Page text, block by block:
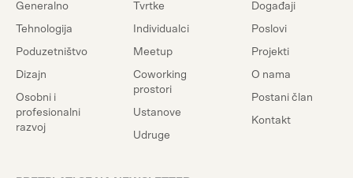
Generalno
Tehnologija
Poduzetništvo
Dizajn
Osobni i
profesionalni
razvoj
Tvrtke
Individualci
Meetup
Coworking
prostori
Ustanove
Udruge
Događaji
Poslovi
Projekti
O nama
Postani član
Kontakt